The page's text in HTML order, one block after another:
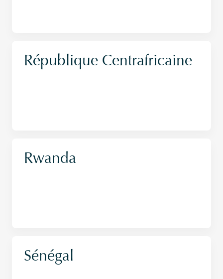
République Centrafricaine
Rwanda
Sénégal